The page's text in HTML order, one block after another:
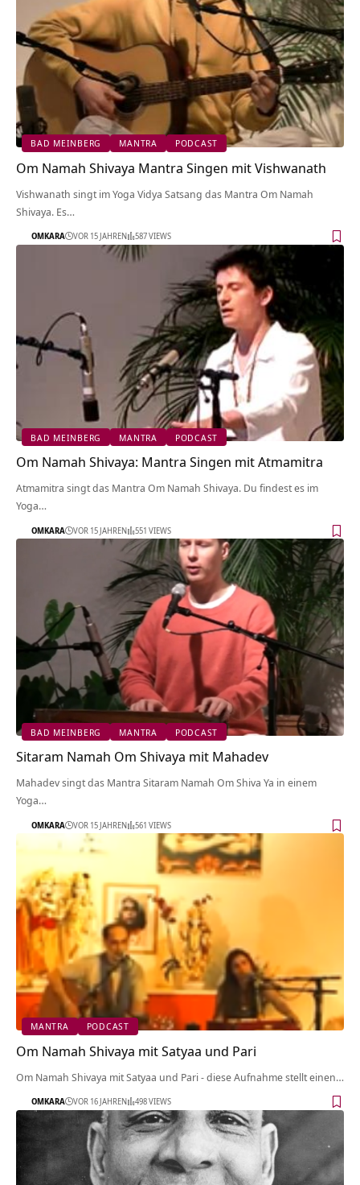
BAD MEINBERG MANTRA PODCAST
Om Namah Shivaya Mantra Singen mit Vishwanath
Vishwanath singt im Yoga Vidya Satsang das Mantra Om Namah
Shivaya. Es…
OMKARA VOR 15 JAHREN 587 VIEWS
BAD MEINBERG MANTRA PODCAST
Om Namah Shivaya: Mantra Singen mit Atmamitra
Atmamitra singt das Mantra Om Namah Shivaya. Du findest es im
Yoga…
OMKARA VOR 15 JAHREN 551 VIEWS
BAD MEINBERG MANTRA PODCAST
Sitaram Namah Om Shivaya mit Mahadev
Mahadev singt das Mantra Sitaram Namah Om Shiva Ya in einem
Yoga…
OMKARA VOR 15 JAHREN 561 VIEWS
MANTRA PODCAST
Om Namah Shivaya mit Satyaa und Pari
Om Namah Shivaya mit Satyaa und Pari - diese Aufnahme stellt einen…
OMKARA VOR 16 JAHREN 498 VIEWS